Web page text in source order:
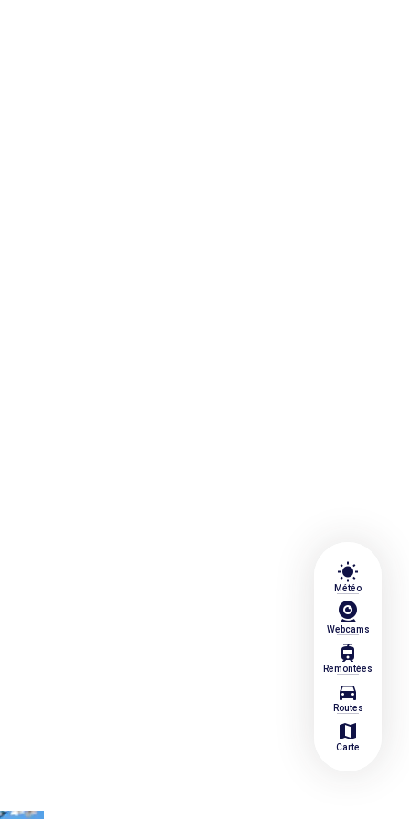
wb_sunny
Météo
Webcams
tram
Remontées
directions_car
Routes
map
Carte